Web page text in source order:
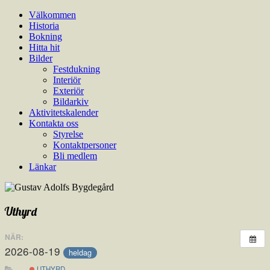
Hoppa
innehåll
Gustav Adolfs Bygdegård
En modern samlingslokal lämplig till bröllop, födelsedagsfester,
sammanträden, kurser och utställningar.
Välkommen
Historia
Bokning
Hitta hit
Bilder
Festdukning
Interiör
Exteriör
Bildarkiv
Aktivitetskalender
Kontakta oss
Styrelse
Kontaktpersoner
Bli medlem
Länkar
Uthyrd
NÄR:
2026-08-19 heldag